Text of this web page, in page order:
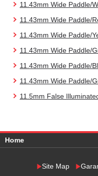
11.43mm Wide Paddle/
11.43mm Wide Paddle/
11.43mm Wide Paddle/
11.43mm Wide Paddle/
11.43mm Wide Paddle/
11.43mm Wide Paddle/
11.5mm False
Home
Site Map